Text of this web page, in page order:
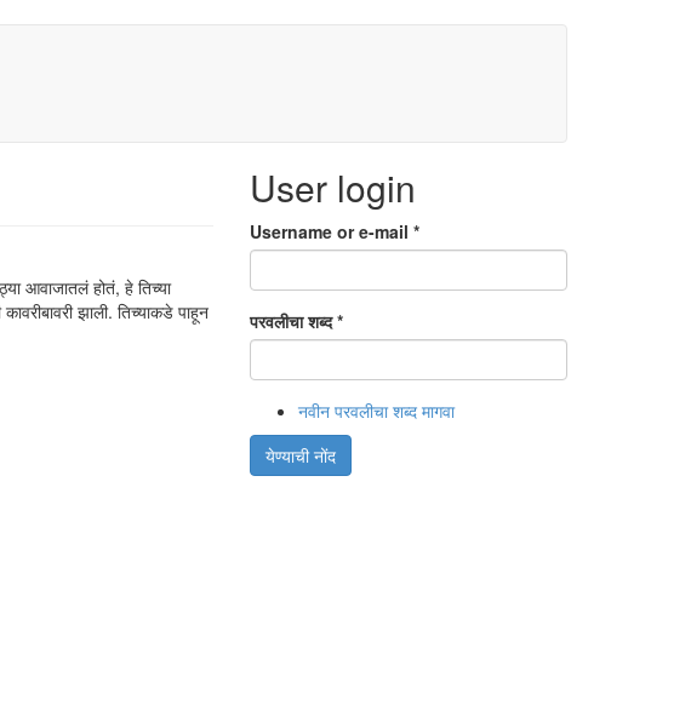
आवाजातलं होतं, हे तिच्या
झाली. तिच्याकडे पाहून
User login
Username or e-mail *
परवलीचा शब्द*
नवीन परवलीचा शब्द मागवा
येण्याची नोंद